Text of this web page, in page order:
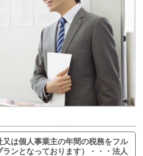
又は個人事業主の年間の税務をフル
ランとなっております）・・・法人